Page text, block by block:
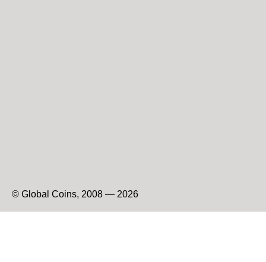
© Global Coins, 2008 — 2026